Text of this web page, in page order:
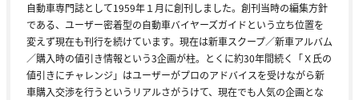
自動車専門誌として1959年１月に創刊しました。創刊当時の編集方針
である、ユーザー密着型の自動車バイヤーズガイドという立ち位置を
変えず現在も刊行を続けています。現在は新車スクープ／新車アルバム
／購入時の値引き情報という3企画が柱。とくに約30年間続く「Ｘ氏の
値引きにチャレンジ」はユーザーがプロのアドバイスを受けながら新
車購入交渉を行うというリアルさがうけて、現在でも人気の企画とな